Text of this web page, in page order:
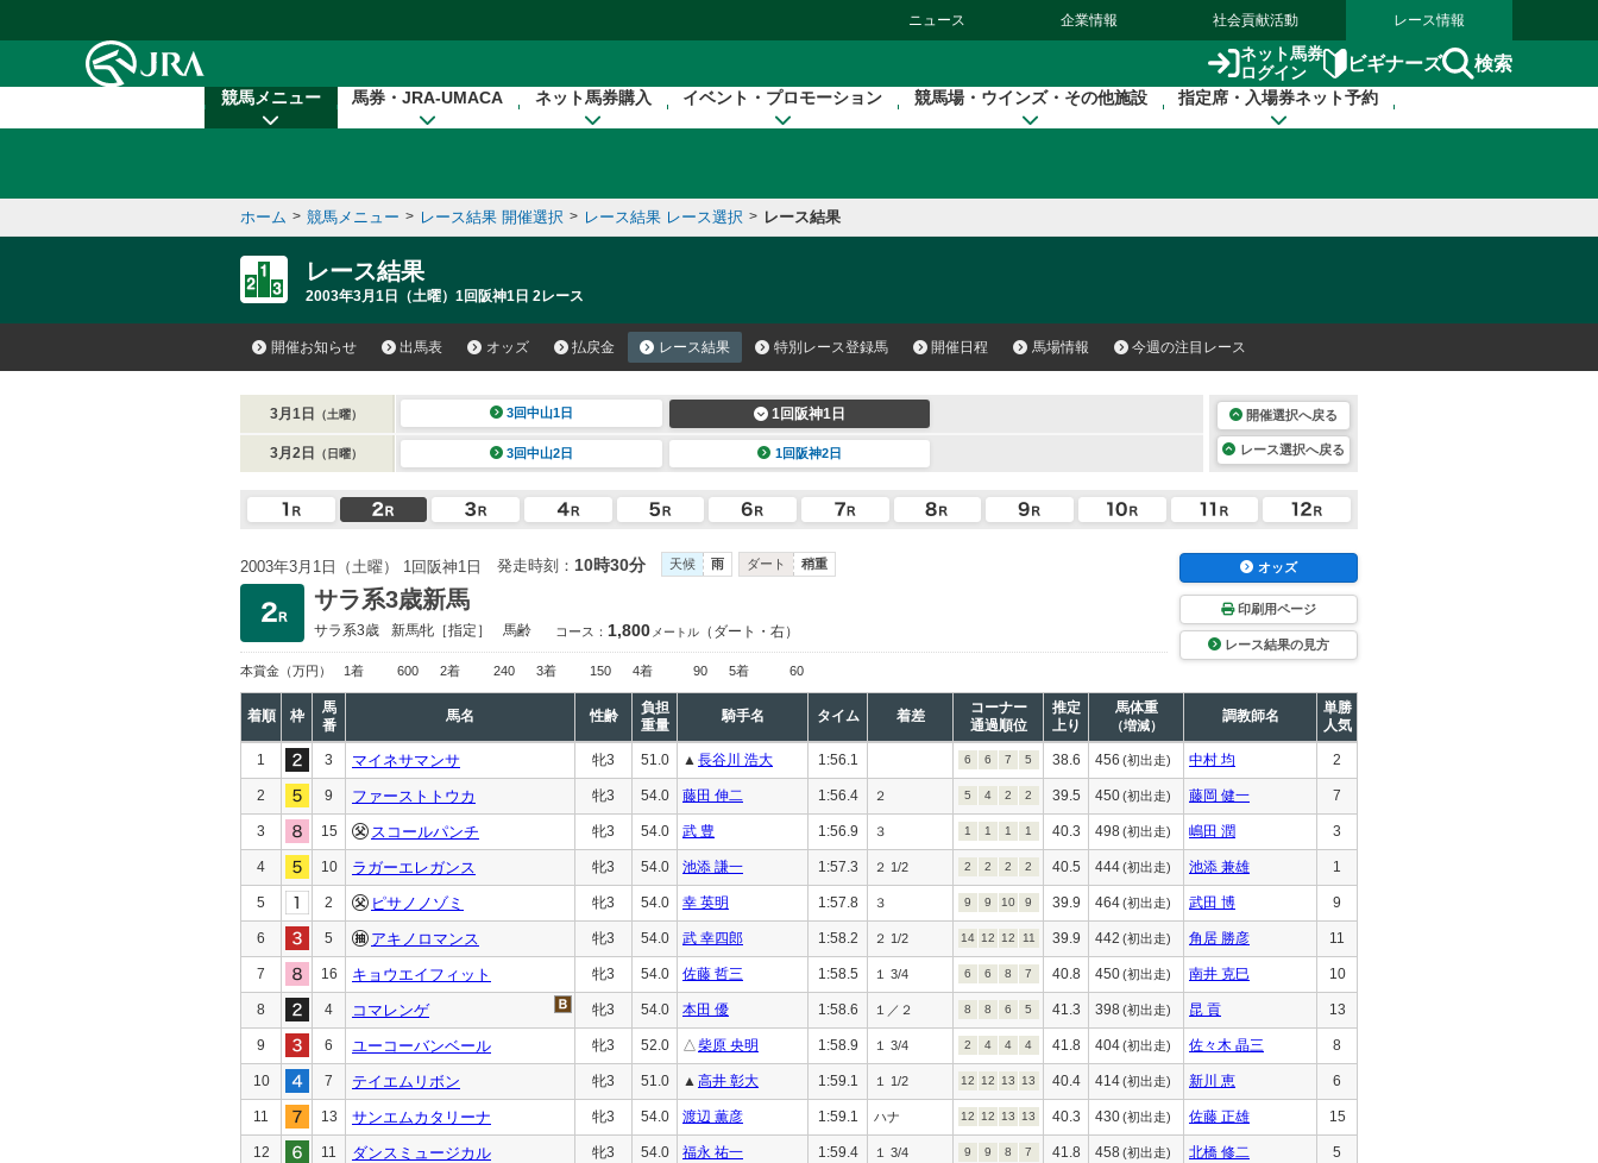
ニュース 企業情報 社会貢献活動 レース情報
ネット馬券
ログイン
ビギナーズ 検索
競馬メニュー 馬券・JRA-UMACA ネット馬券購入 イベント・プロモーション 競馬場・ウインズ・その他施設 指定席・入場券ネット予約
ホーム > 競馬メニュー > レース結果 開催選択 > レース結果 レース選択 > レース結果
レース結果
2003年3月1日（土曜）1回阪神1日 2レース
開催お知らせ 出馬表 オッズ 払戻金 レース結果 特別レース登録馬 開催日程 馬場情報 今週の注目レース
3月1日 （土曜） 3回中山1日 1回阪神1日
3月2日 （日曜） 3回中山2日 1回阪神2日
開催選択へ戻る
レース選択へ戻る
2003年3月1日（土曜） 1回阪神1日 発走時刻： 10時30分 天候 雨 ダート 稍重
サラ系3歳新馬
サラ系3歳 新馬牝［指定］ 馬齢 コース： 1,800 メートル （ダート・右）
本賞金 （万円） 1着 600 2着 240 3着 150 4着 90 5着 60
オッズ
印刷用ページ
レース結果の見方
着順 枠
馬
番
馬名 性齢
負担
重量
騎手名 タイム 着差
コーナー
通過順位
推定
上り
馬体重
（増減）
調教師名
単勝
人気
1 3 マイネサマンサ 牝3 51.0 ▲ 長谷川 浩大 1:56.1 6 6 7 5 38.6 456 (初出走) 中村 均 2
2 9 ファーストトウカ 牝3 54.0 藤田 伸二 1:56.4 ２ 5 4 2 2 39.5 450(初出走) 藤岡 健一 7
3 15 スコールパンチ 牝3 54.0 武 豊 1:56.9 ３ 1 1 1 1 40.3 498(初出走) 嶋田 潤 3
4 10 ラガーエレガンス 牝3 54.0 池添 謙一 1:57.3 ２ 1/2 2 2 2 2 40.5 444(初出走) 池添 兼雄 1
5 2 ピサノノゾミ 牝3 54.0 幸 英明 1:57.8 ３ 9 9 10 9 39.9 464(初出走) 武田 博 9
6 5 アキノロマンス 牝3 54.0 武 幸四郎 1:58.2 ２ 1/2 14 12 12 11 39.9 442 (初出走) 角居 勝彦 11
7 16 キョウエイフィット 牝3 54.0 佐藤 哲三 1:58.5 １ 3/4 6 6 8 7 40.8 450(初出走) 南井 克巳 10
8 4 コマレンゲ 牝3 54.0 本田 優 1:58.6 １／２ 8 8 6 5 41.3 398 (初出走) 昆 貢 13
9 6 ユーコーバンベール 牝3 52.0 △柴原 央明 1:58.9 １ 3/4 2 4 4 4 41.8 404(初出走) 佐々木 晶三 8
10 7 テイエムリボン 牝3 51.0 ▲ 高井 彰大 1:59.1 １ 1/2 12 12 13 13 40.4 414(初出走) 新川 恵 6
11 13 サンエムカタリーナ 牝3 54.0 渡辺 薫彦 1:59.1 ハナ 12 12 13 13 40.3 430(初出走) 佐藤 正雄 15
12 11 ダンスミュージカル 牝3 54.0 福永 祐一 1:59.4 １ 3/4 9 9 8 7 41.8 458 (初出走) 北橋 修二 5